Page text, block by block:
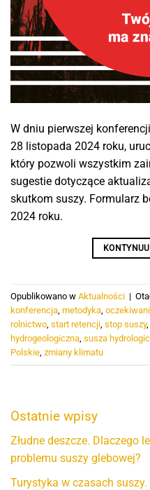
W dniu pierwszej
28 listopada 2024 roku,
który pozwoli wszystkim
sugestie dotyczące
skutkom suszy. Formularz
2024 roku.
Opublikowano w Aktualności |
konferencja metodyka
rolnictwo start retencji stop suszy,
hydrogeologiczna susza
Polskie zmiany klimatu
Ostatnie wpisy
Złudne deszcze. Dlaczego
problemu suszy glebowej?
Turystyka w czasach